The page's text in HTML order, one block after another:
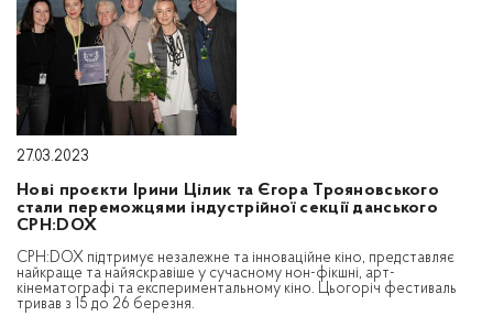
27.03.2023
Нові проєкти Ірини Цілик та Єгора Трояновського
стали переможцями індустрійної секції данського
CPH:DOX
CPH:DOX підтримує незалежне та інноваційне кіно, представляє
найкраще та найяскравіше у сучасному нон-фікшні, арт-
кінематографі та експериментальному кіно. Цьогоріч фестиваль
тривав з 15 до 26 березня.